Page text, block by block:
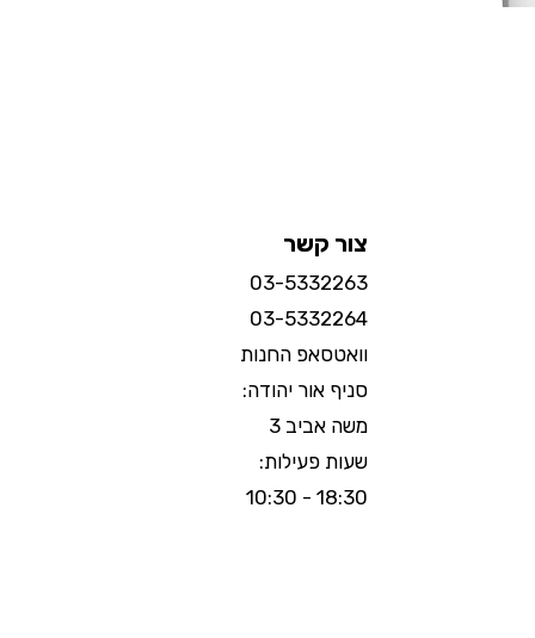
צור קשר
03-5332263
03-5332264
וואטסאפ החנות
סניף אור יהודה:
משה אביב 3
שעות פעילות:
18:30 - 10:30